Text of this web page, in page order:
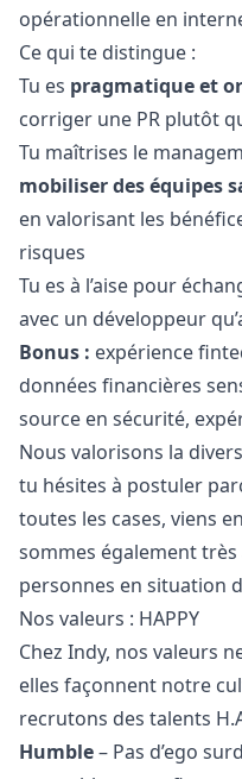
opérationnelle en
Ce qui te distingue :
Tu es pragmatique et
corriger une PR plutôt
Tu maîtrises le
mobiliser des équipes
en valorisant les
risques
Tu es à l’aise pour
avec un développeur
Bonus : expérience
données financières
source en sécurité,
Nous valorisons la
tu hésites à postuler
toutes les cases, viens
sommes également
personnes en situation
Nos valeurs : HAPPY
Chez Indy, nos valeurs
elles façonnent notre
recrutons des talents
Humble– Pas d’ego